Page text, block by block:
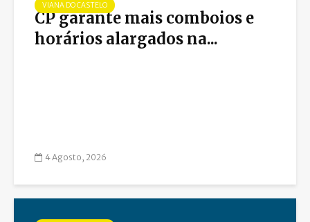
VIANA DO CASTELO
CP garante mais comboios e
horários alargados na...
4 Agosto, 2026